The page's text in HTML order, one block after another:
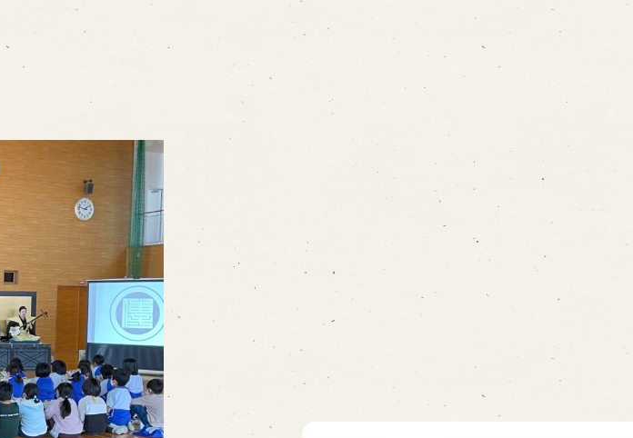
WEB予約 メールフォームから予約
※株式会社うずのくに南あわじの求人情報ページへ移動します
関連施設
通販サイトうずのくに
道の駅うずしお
うずの丘大鳴門橋記念館